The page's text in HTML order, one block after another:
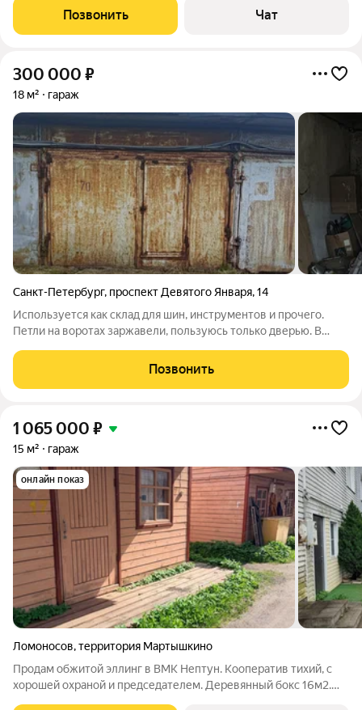
Позвонить Чат
300 000 ₽
18 м² гараж
Санкт-Петербург, проспект Девятого Января,14
Используется как склад для шин, инструментов и прочего.
Петли на воротах заржавели, пользуюсь только дверью. В
межблочные промежутки необходимо загерметизировать. На
фото будет видно. Продажа в
Позвонить
1 065 000 ₽
15 м² гараж
онлайн показ
Ломоносов,территория Мартышкино
Продам обжитой эллинг в ВМК Нептун. Кооператив тихий, с
хорошей охраной и председателем. Деревянный бокс 16м2.